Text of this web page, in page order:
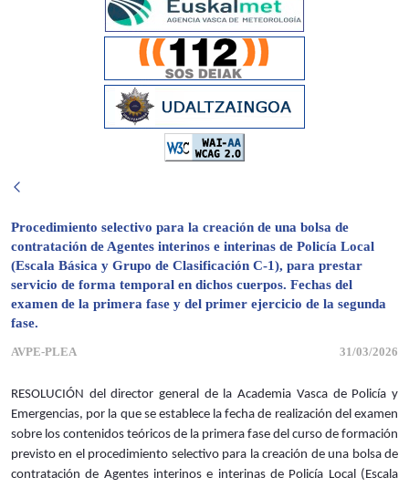
Procedimiento selectivo para la creación de una bolsa de
contratación de Agentes interinos e interinas de Policía Local
(Escala Básica y Grupo de Clasificación C-1), para prestar
servicio de forma temporal en dichos cuerpos. Fechas del
examen de la primera fase y del primer ejercicio de la segunda
fase.
AVPE-PLEA 31/03/2026
RESOLUCIÓN del director general de la Academia Vasca de Policía y
Emergencias, por la que se establece la fecha de realización del examen
sobre los contenidos teóricos de la primera fase del curso de formación
previsto en el procedimiento selectivo para la creación de una bolsa de
contratación de Agentes interinos e interinas de Policía Local (Escala